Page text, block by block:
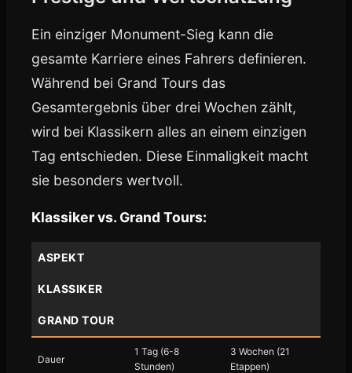
Ein einziger Monument-Sieg kann die
gesamte Karriere eines Fahrers definieren.
Während bei Grand Tours das
Gesamtergebnis über drei Wochen zählt,
wird bei Klassikern alles an einem einzigen
Tag entschieden. Diese Einmaligkeit macht
sie besonders wertvoll.
Klassiker vs. Grand Tours:
ASPEKT
KLASSIKER
GRAND TOUR
Dauer
1 Tag (6-8
Stunden)
3 Wochen (21
Etappen)